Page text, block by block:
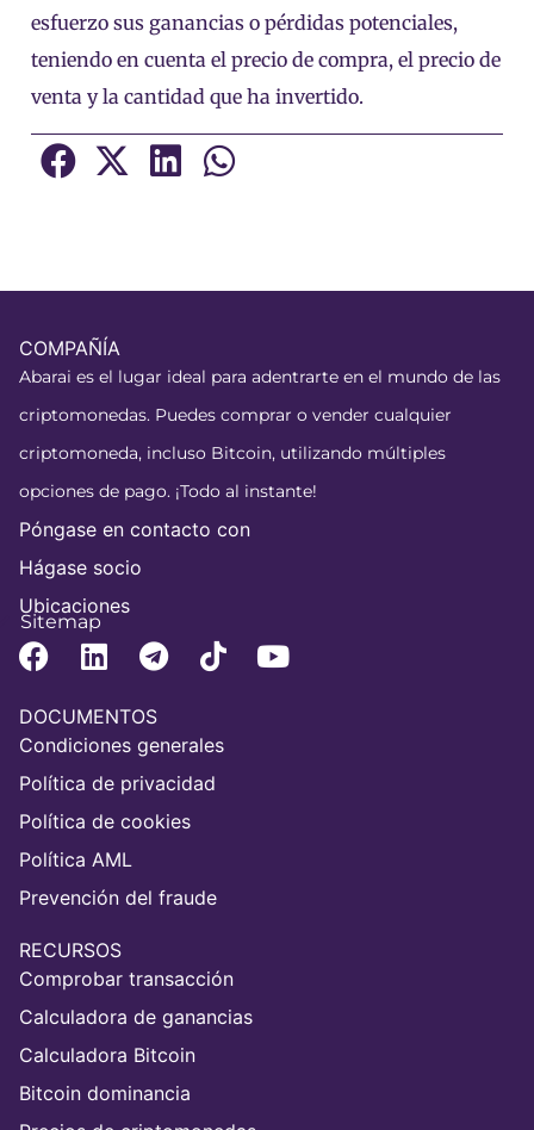
esfuerzo sus ganancias o pérdidas potenciales,
teniendo en cuenta el precio de compra, el precio de
venta y la cantidad que ha invertido.
COMPAÑÍA
Abarai es el lugar ideal para adentrarte en el mundo de las
criptomonedas. Puedes comprar o vender cualquier
criptomoneda, incluso Bitcoin, utilizando múltiples
opciones de pago. ¡Todo al instante!
Póngase en contacto con
Hágase socio
Ubicaciones
Sitemap
DOCUMENTOS
Condiciones generales
Política de privacidad
Política de cookies
Política AML
Prevención del fraude
RECURSOS
Comprobar transacción
Calculadora de ganancias
Calculadora Bitcoin
Bitcoin dominancia